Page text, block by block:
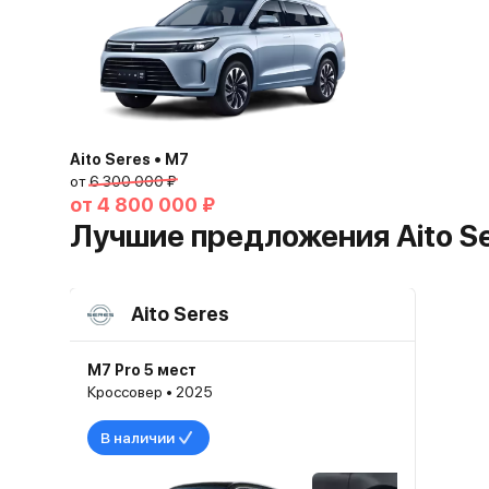
Aito Seres • M7
от6 300 000 ₽
от 4 800 000 ₽
Лучшие предложения Aito
Aito Seres
M7 Pro 5 мест
Кроссовер • 2025
В наличии